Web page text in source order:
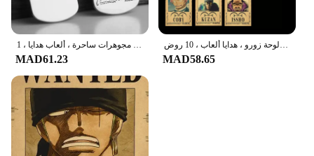
قلادة أنيمي مطلوبة للرجال والنساء ، كرتونات معدنية ، لوفي ، شخصيات زورو ، سلسلة عنق ، مجوهرات ساحرة ، ألعاب هدايا ، 1!!!
MAD61.23
ملصقات أنيمي كلاسيكية من قطعة واحدة ، مجموعة لوفي مطلوبة ، ديكور جدران الغرفة ، لوحة زورو ، هدايا ألعاب ، 10 روض
MAD58.65